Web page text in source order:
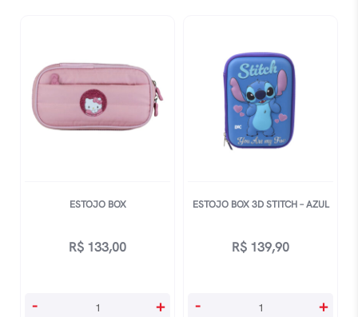
ESTOJO BOX
R$ 133,00
Estojo
- +
ESTOJO BOX 3D STITCH – AZUL
R$ 139,90
Estojo
- +